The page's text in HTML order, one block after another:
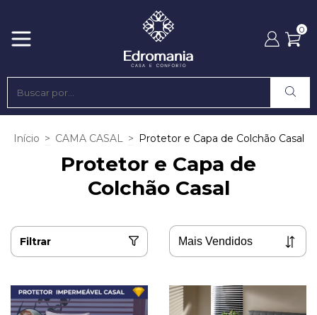
0
Início > CAMA CASAL > Protetor e Capa de Colchão Casal
Protetor e Capa de
Colchão Casal
Filtrar